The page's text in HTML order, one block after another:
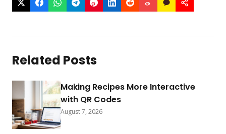
Related Posts
Making Recipes More Interactive
with QR Codes
August 7, 2026